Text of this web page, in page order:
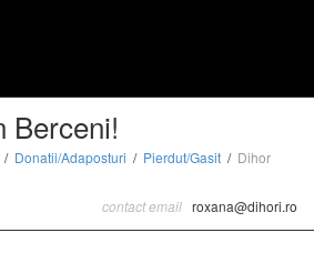
Berceni!
Donatii/Adaposturi Pierdut/Gasit
Dihor
contact email roxana@dihori.ro